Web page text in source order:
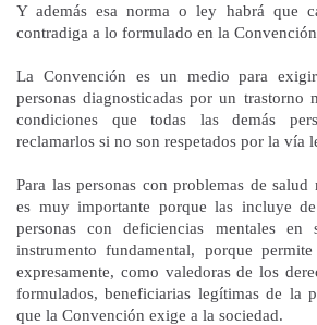
Y además esa norma o ley habrá que
contradiga a lo formulado en la
La Convención es un medio para
personas diagnosticadas por un trastorno
condiciones que todas las demás
reclamarlos si no son respetados por la vía
Para las personas con problemas de
es muy importante porque las incluye
personas con deficiencias mentales
instrumento fundamental, porque
expresamente, como valedoras de los
formulados, beneficiarias legítimas de la
que la Convención exige a la sociedad.